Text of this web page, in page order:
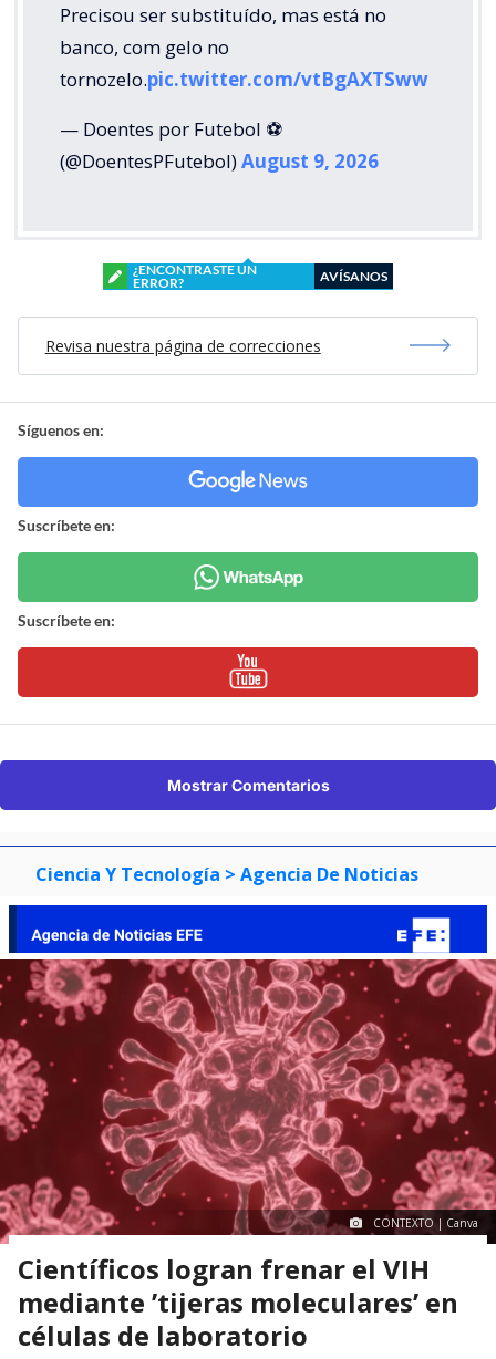
Precisou ser substituído, mas está no
banco, com gelo no
tornozelo.pic.twitter.com/vtBgAXTSww
— Doentes por Futebol ⚽
(@DoentesPFutebol)August 9, 2026
¿ENCONTRASTE UN
ERROR?
AVÍSANOS
Revisa nuestra página de correcciones
Síguenos en:
Suscríbete en:
Suscríbete en:
Mostrar Comentarios
Ciencia Y Tecnología > Agencia De Noticias
CONTEXTO | Canva
Científicos logran frenar el VIH
mediante ’tijeras moleculares’ en
células de laboratorio